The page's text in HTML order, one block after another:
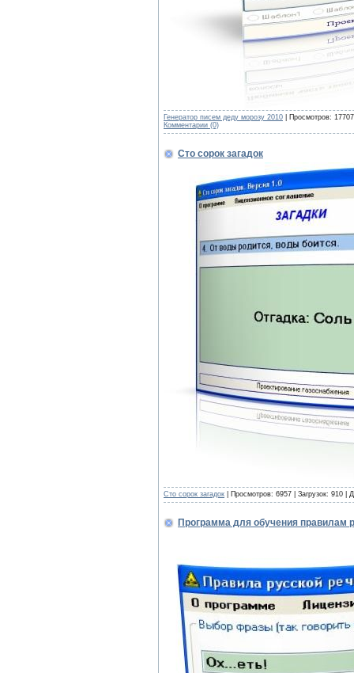
Генератор писем деду морозу 2010 | Просмотров:
Комментарии (0)
Сто сорок загадок
Сто сорок загадок | Просмотров: 6957 | Загрузок: 910 |
Программа для обучения правилам